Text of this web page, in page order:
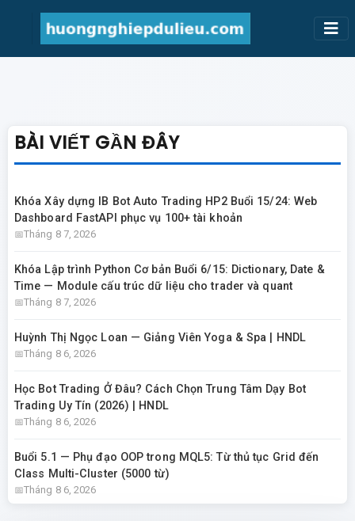
BÀI VIẾT GẦN ĐÂY
Khóa Xây dựng IB Bot Auto Trading HP2 Buổi 15/24: Web
Dashboard FastAPI phục vụ 100+ tài khoản
Tháng 8 7, 2026
Khóa Lập trình Python Cơ bản Buổi 6/15: Dictionary, Date &
Time — Module cấu trúc dữ liệu cho trader và quant
Tháng 8 7, 2026
Huỳnh Thị Ngọc Loan — Giảng Viên Yoga & Spa | HNDL
Tháng 8 6, 2026
Học Bot Trading Ở Đâu? Cách Chọn Trung Tâm Dạy Bot
Trading Uy Tín (2026) | HNDL
Tháng 8 6, 2026
Buổi 5.1 — Phụ đạo OOP trong MQL5: Từ thủ tục Grid đến
Class Multi-Cluster (5000 từ)
Tháng 8 6, 2026